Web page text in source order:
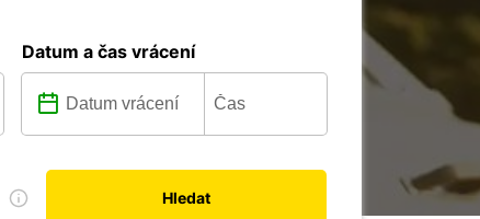
Datum a čas vrácení
Hledat